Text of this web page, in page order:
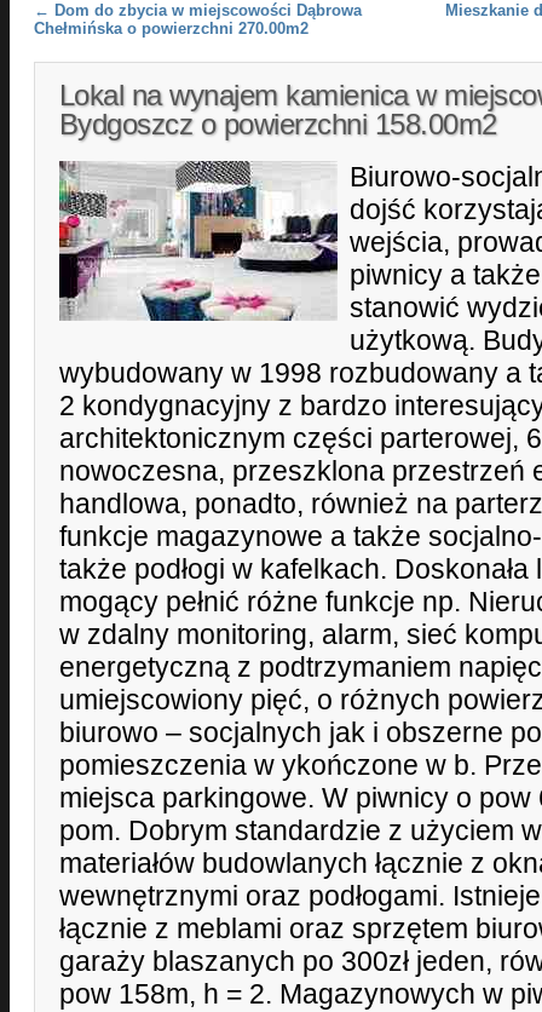
Post navigation
← Dom do zbycia w miejscowości Dąbrowa
Chełmińska o powierzchni 270.00m2
Mieszkanie
Lokal na wynajem kamienica w
Bydgoszcz o powierzchni 158.00m2
Biurowo-
dojść
wejścia,
piwnicy a
stanowić
użytkową.
wybudowany w 1998 rozbudowany a
2 kondygnacyjny z bardzo
architektonicznym części parterowej,
nowoczesna, przeszklona przestrzeń
handlowa, ponadto, również na
funkcje magazynowe a także
także podłogi w kafelkach.
mogący pełnić różne funkcje np.
w zdalny monitoring, alarm, sieć
energetyczną z podtrzymaniem
umiejscowiony pięć, o różnych
biurowo – socjalnych jak i obszerne
pomieszczenia w ykończone w b.
miejsca parkingowe. W piwnicy o
pom. Dobrym standardzie z użyciem
materiałów budowlanych łącznie z
wewnętrznymi oraz podłogami.
łącznie z meblami oraz sprzętem
garaży blaszanych po 300zł jeden,
pow 158m, h = 2. Magazynowych w